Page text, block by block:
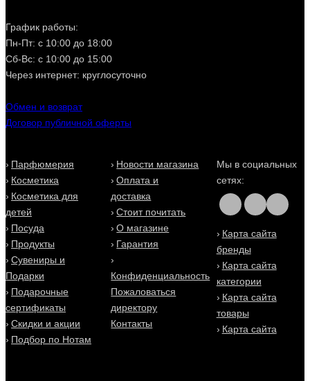
График работы:
Пн-Пт: с 10:00 до 18:00
Сб-Вс: с 10:00 до 15:00
Через интернет: круглосуточно
Обмен и возврат
Договор публичной оферты
Парфюмерия
Косметика
Косметика для
детей
Посуда
Продукты
Сувениры и
Подарки
Подарочные
сертификаты
Скидки и акции
Подбор по Нотам
Новости магазина
Оплата и
доставка
Стоит почитать
О магазине
Гарантия
Конфиденциальность
Пожаловаться
директору
Контакты
Мы в социальных
сетях:
Карта сайта
бренды
Карта сайта
категории
Карта сайта
товары
Карта сайта